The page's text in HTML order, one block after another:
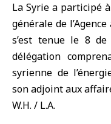
La Syrie a participé
générale de
s’est tenue le 8
délégation
syrienne de
son adjoint aux
W.H. / L.A.